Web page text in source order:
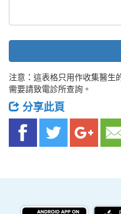
注意：這表格只用作收集醫生
需要請致電診所查詢。
分享此頁